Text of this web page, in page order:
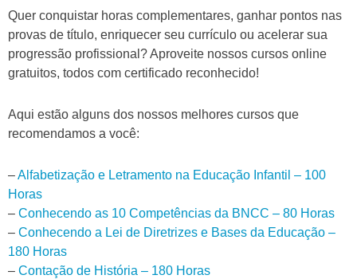
Quer conquistar horas complementares, ganhar pontos nas
provas de título, enriquecer seu currículo ou acelerar sua
progressão profissional? Aproveite nossos cursos online
gratuitos, todos com certificado reconhecido!
Aqui estão alguns dos nossos melhores cursos que
recomendamos a você:
–Alfabetização e Letramento na Educação Infantil – 100
Horas
– Conhecendo as 10 Competências da BNCC – 80 Horas
– Conhecendo a Lei de Diretrizes e Bases da Educação –
180 Horas
– Contação de História – 180 Horas